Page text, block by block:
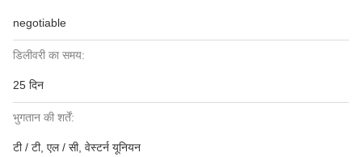
negotiable
डिलीवरी का समय:
25 दिन
भुगतान की शर्तें:
टी / टी, एल / सी, वेस्टर्न यूनियन